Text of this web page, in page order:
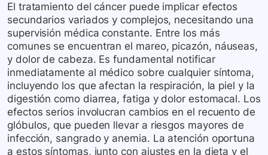
El tratamiento del cáncer puede implicar efectos
secundarios variados y complejos, necesitando una
supervisión médica constante. Entre los más
comunes se encuentran el mareo, picazón, náuseas,
y dolor de cabeza. Es fundamental notificar
inmediatamente al médico sobre cualquier síntoma,
incluyendo los que afectan la respiración, la piel y la
digestión como diarrea, fatiga y dolor estomacal. Los
efectos serios involucran cambios en el recuento de
glóbulos, que pueden llevar a riesgos mayores de
infección, sangrado y anemia. La atención oportuna
a estos síntomas, junto con ajustes en la dieta y el